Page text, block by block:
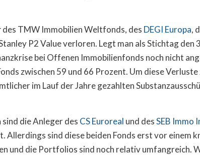
des TMW Immobilien Weltfonds, des DEGI Europa,
P2 Value verloren. Legt man als Stichtag den
bei Offenen Immobilienfonds noch nicht
zwischen 59 und 66 Prozent. Um diese
im Lauf der Jahre gezahlten
sind die Anleger des CS Euroreal und desSEB Immo
Allerdings sind diese beiden Fonds erst vor einem
und die Portfolios sind noch relativ umfangreich.